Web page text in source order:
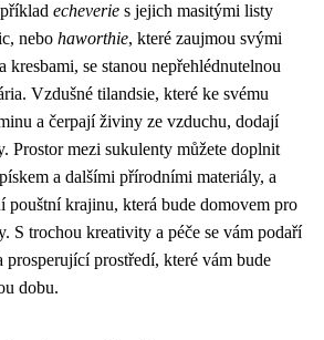
echeverie s jejich masitými listy
nebo haworthie, které zaujmou svými
kresbami, se stanou nepřehlédnutelnou
Vzdušné tilandsie, které ke svému
a čerpají živiny ze vzduchu, dodají
Prostor mezi sukulenty můžete doplnit
a dalšími přírodními materiály, a
krajinu, která bude domovem pro
S trochou kreativity a péče se vám podaří
prostředí, které vám bude
dobu.